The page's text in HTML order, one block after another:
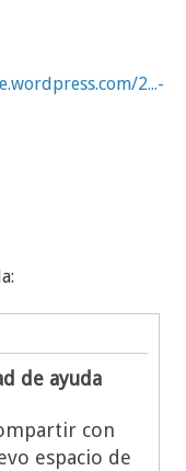
2...-
de ayuda
con
espacio de